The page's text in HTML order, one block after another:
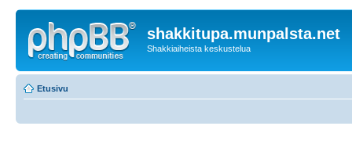
shakkitupa.munpalsta.net
Shakkiaiheista keskustelua
Etusivu